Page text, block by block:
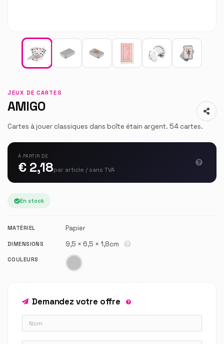
JEUX DE CARTES
AMIGO
Cartes à jouer classiques dans boîte étain argent. 54 cartes.
À PARTIR DE
€ 2,18par article / sans TVA
En stock
MATÉRIEL Papier
DIMENSIONS 9,5 × 6,5 × 1,8cm
COULEURS
Demandez votre offre